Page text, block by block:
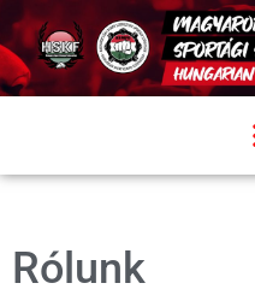
Rólunk